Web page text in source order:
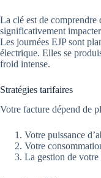
La clé est de comprendre
significativement
Les journées EJP sont
électrique. Elles se
froid intense.
Stratégies tarifaires
Votre facture dépend de
Votre puissance
Votre
La gestion de